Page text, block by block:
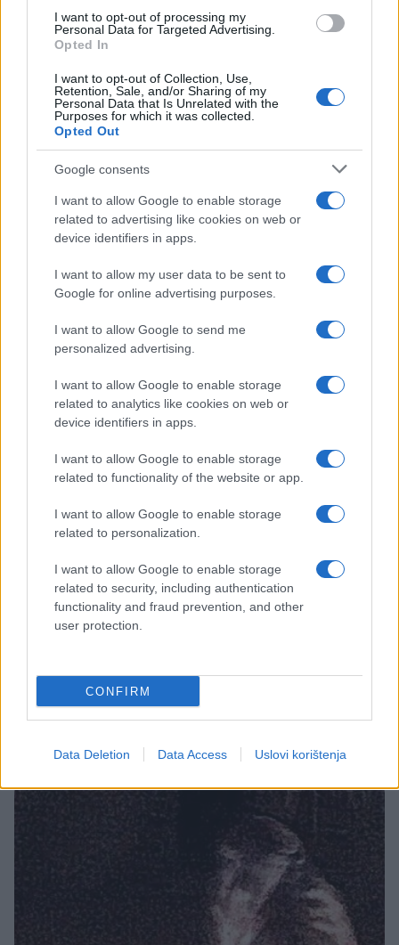
I want to opt-out of processing my
Personal Data for Targeted Advertising.
Opted In
I want to opt-out of Collection, Use,
Retention, Sale, and/or Sharing of my
Personal Data that Is Unrelated with the
Purposes for which it was collected.
Opted Out
Google consents
I want to allow Google to enable storage
related to advertising like cookies on web or
device identifiers in apps.
I want to allow my user data to be sent to
Google for online advertising purposes.
I want to allow Google to send me
personalized advertising.
I want to allow Google to enable storage
related to analytics like cookies on web or
device identifiers in apps.
I want to allow Google to enable storage
related to functionality of the website or app.
I want to allow Google to enable storage
related to personalization.
I want to allow Google to enable storage
related to security, including authentication
functionality and fraud prevention, and other
user protection.
CONFIRM
Data Deletion Data Access Uslovi korištenja
ISPOVIJESTI
25.01.17. 18:26
"U posljednje vrijeme su mi se desile neke
poprilično paranormalne stvari"
Saznaj više
ŠOKANTNO!
20.01.17. 17:29
paranormalno! Duh snimljen kako pomjera
namještaj (VIDEO)